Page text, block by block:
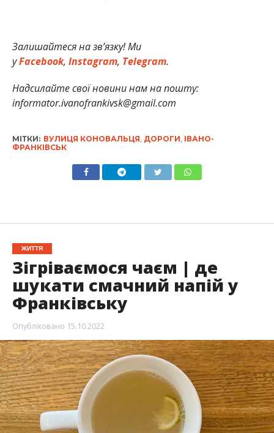
Залишайтеся на зв’язку! Ми
уFacebook, Instagram, Telegram.
Надсилайте свої новини нам на пошту:
informator.ivanofrankivsk@gmail.com
МІТКИ: ВУЛИЦЯ КОНОВАЛЬЦЯ ДОРОГИ ІВАНО-
ФРАНКІВСЬК
ЖИТТЯ
Зігріваємося чаєм | де
шукати смачний напій у
Франківську
Опубліковано 15.10.2022